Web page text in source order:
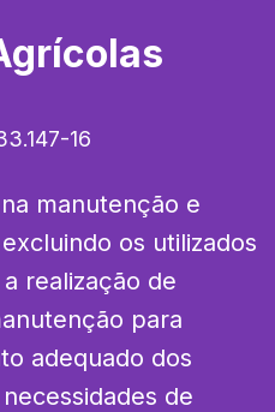
16
manutenção e
os utilizados
realização de
para
adequado dos
de